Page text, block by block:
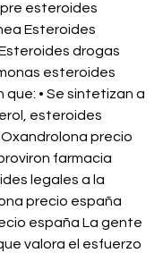
esteroides
Esteroides
drogas
esteroides
que: • Se sintetizan a
esteroides
precio
farmacia
legales a la
precio españa
españa La gente
valora el esfuerzo